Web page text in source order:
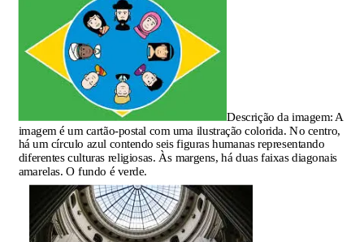
Descrição da imagem: A
imagem é um cartão-postal com uma ilustração colorida. No centro,
há um círculo azul contendo seis figuras humanas representando
diferentes culturas religiosas. Às margens, há duas faixas diagonais
amarelas. O fundo é verde.